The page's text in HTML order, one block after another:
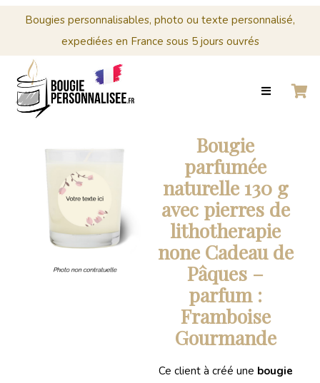
Bougies personnalisables, photo ou texte personnalisé,
expediées en France sous 5 jours ouvrés
Menu
ACCUEIL
CRÉER
VOTRE
PERSONNALISÉE
CÉRÉMONIES
Cérémonies
BOUGIES
MARIAGE
PERSONNALISÉES
PROFESSIONNELS
CONTACT
0 Panier
Panier
Bougie
parfumée
naturelle 130 g
avec pierres de
lithotherapie
none Cadeau de
Pâques –
parfum :
Framboise
Gourmande
Ce client à créé une bougie